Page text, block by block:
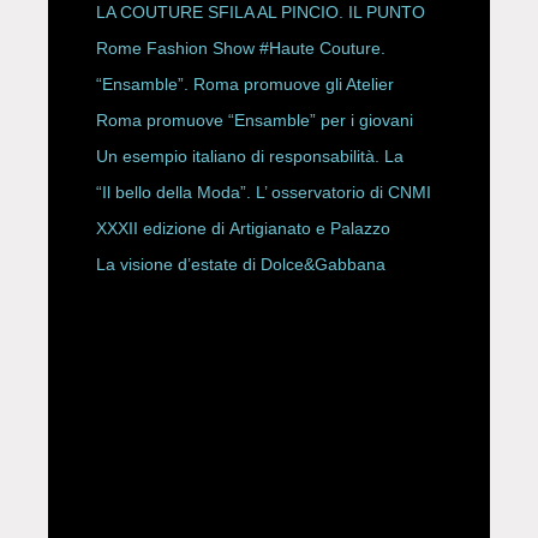
LA COUTURE SFILA AL PINCIO. IL PUNTO
CON ALESSANDRO ONORATO E
ROBERTA ANGELILLI
Rome Fashion Show #Haute Couture.
“Ensamble”. Roma promuove gli Atelier
Storici
Roma promuove “Ensamble” per i giovani
Un esempio italiano di responsabilità. La
Rete Slow Fiber
“Il bello della Moda”. L’ osservatorio di CNMI
XXXII edizione di Artigianato e Palazzo
La visione d’estate di Dolce&Gabbana